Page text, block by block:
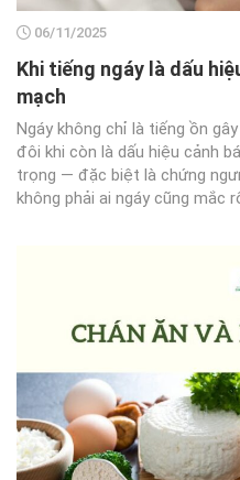
06/11/2025
Khi tiếng ngáy là dấu
mạch
Ngáy không chỉ là tiếng ồn
đôi khi còn là dấu hiệu cảnh
trọng — đặc biệt là chứng
không phải ai ngáy cũng mắc